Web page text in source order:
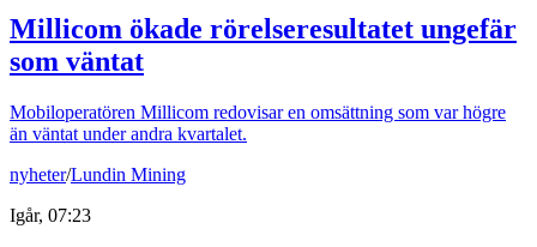
Millicom ökade rörelseresultatet ungefär
som väntat
Mobiloperatören Millicom redovisar en omsättning som var högre
än väntat under andra kvartalet.
nyheter/Lundin Mining
Igår, 07:23